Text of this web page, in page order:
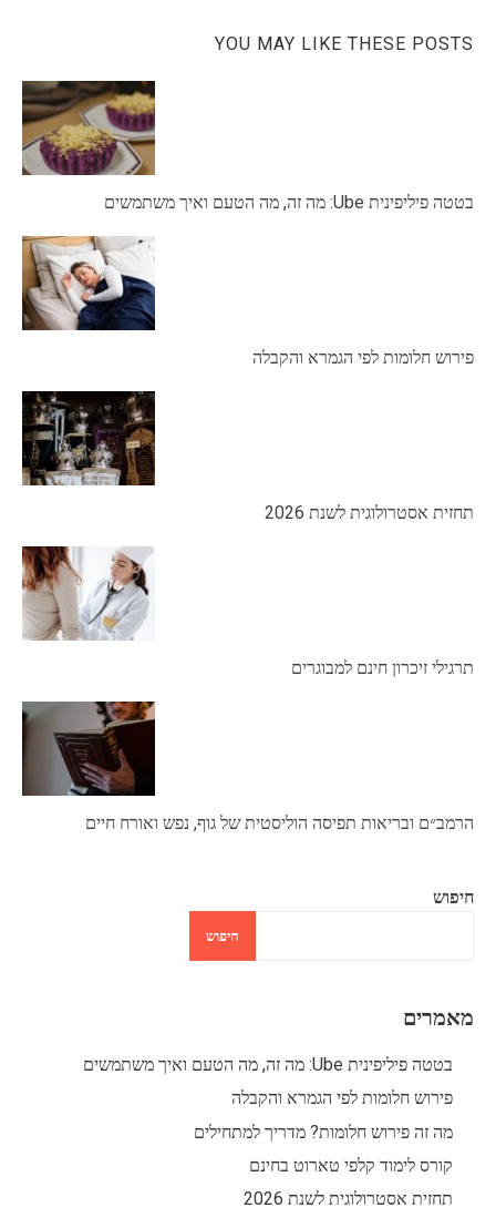
YOU MAY LIKE THESE POSTS
בטטה פיליפינית Ube: מה זה, מה הטעם ואיך משתמשים
פירוש חלומות לפי הגמרא והקבלה
תחזית אסטרולוגית לשנת 2026
תרגילי זיכרון חינם למבוגרים
הרמב״ם ובריאות תפיסה הוליסטית של גוף, נפש ואורח חיים
חיפוש
חיפוש
מאמרים
בטטה פיליפינית Ube: מה זה, מה הטעם ואיך משתמשים
פירוש חלומות לפי הגמרא והקבלה
מה זה פירוש חלומות? מדריך למתחילים
קורס לימוד קלפי טארוט בחינם
תחזית אסטרולוגית לשנת 2026